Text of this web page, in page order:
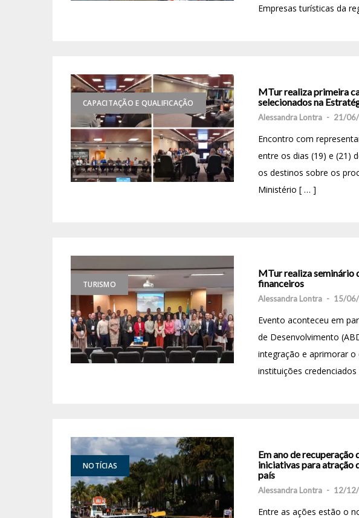
Empresas turísticas da
CAPACITAÇÃO E QUALIFICAÇÃO
MTur realiza primeira
selecionados na
Alessandra Lontra - 21/
Encontro com
entre os dias (19) e (21)
os destinos sobre os
Ministério [ … ]
TURISMO
MTur realiza seminário
financeiros
Alessandra Lontra - 15/
Evento aconteceu em
de Desenvolvimento
integração e aprimorar
instituições
NOTÍCIAS
Em ano de
iniciativas para atração
país
Alessandra Lontra - 12/
Entre as ações estão o